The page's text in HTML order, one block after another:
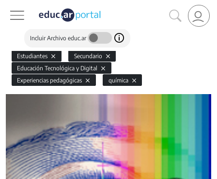
Incluir Archivo educ.ar
Estudiantes
Secundario
Educación Tecnológica y Digital
Experiencias pedagógicas
química